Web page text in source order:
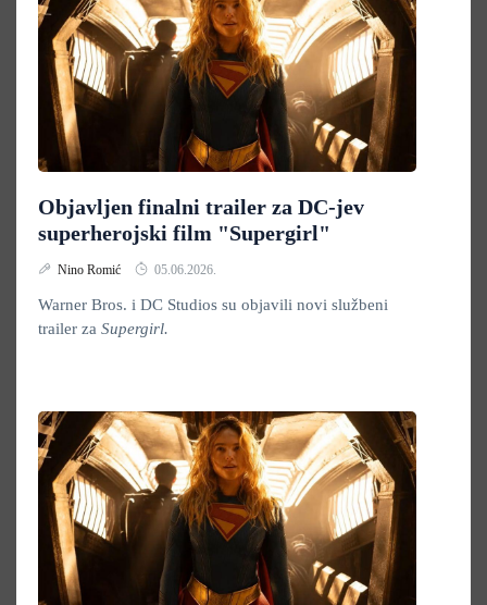
Objavljen finalni trailer za DC-jev
superherojski film "Supergirl"
Nino Romić 05.06.2026.
Warner Bros. i DC Studios su objavili novi službeni
trailer za Supergirl.